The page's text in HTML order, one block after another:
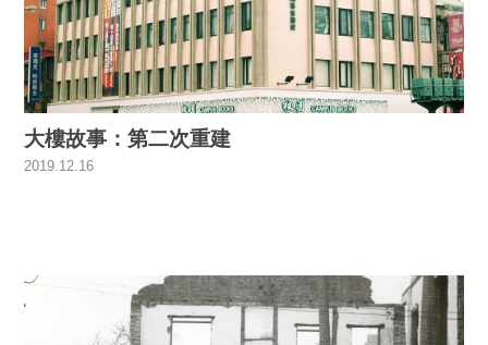
大樓故事：第二次重建
2019.12.16